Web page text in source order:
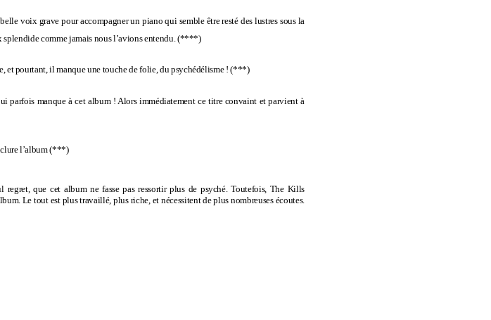
voix grave pour accompagner un piano qui semble être resté des lustres sous la
comme jamais nous l’avions entendu. (****)
et pourtant, il manque une touche de folie, du psychédélisme !(***)
parfois manque à cet album ! Alors immédiatement ce titre convaint et parvient à
l’album(***)
regret, que cet album ne fasse pas ressortir plus de psyché. Toutefois, The Kills
Le tout est plus travaillé, plus riche, et nécessitent de plus nombreuses écoutes.